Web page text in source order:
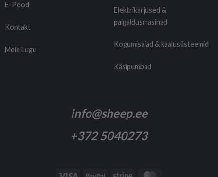
E-Pood
Kontakt
Meie Lugu
Elektrikarjused &
paigaldusmasinad
Kogumisaiad & kaalusüsteemid
Käsipumbad
info@sheep.ee
+372 5040273